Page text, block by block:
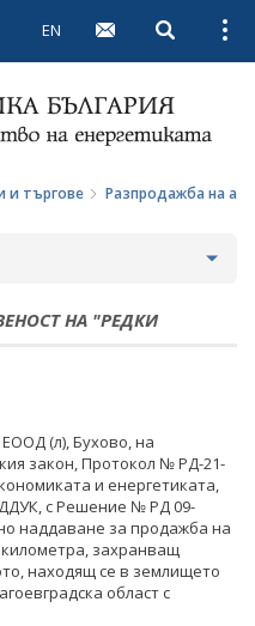
EN Open
и търгове Разпродажба на
ИНФОРМАЦИЯ
Г.
ИНФОРМАЦИЯ
Г.
НА "РЕДКИ
(л), Бухово, на
закон, Протокол № РД-21-
и енергетиката,
с Решение № РД 09-
наддаване за продажба на
захранващ
находящ се в землището
област с